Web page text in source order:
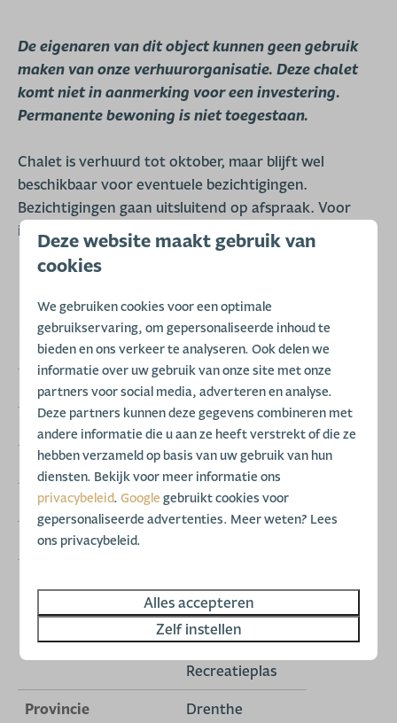
De eigenaren van dit object kunnen geen gebruik
maken van onze verhuurorganisatie. Deze chalet
komt niet in aanmerking voor een investering.
Permanente bewoning is niet toegestaan.
Chalet is verhuurd tot oktober, maar blijft wel
beschikbaar voor eventuele bezichtigingen.
Bezichtigingen gaan uitsluitend op afspraak. Voor
informatie 0592-501220.
Kenmerken
Status Te koop
Park
De Tien Heugten
Aantal slaapkamers
2 Slaapkamers
Aantal badkamers
1
Voor aantal personen
4 personen
Huisnummer op park
Restaurant
Sportvelden
Speeltuin(en)
Recreatieplas
Provincie
Drenthe
Deze website maakt gebruik van
cookies
We gebruiken cookies voor een optimale
gebruikservaring, om gepersonaliseerde inhoud te
bieden en ons verkeer te analyseren. Ook delen we
informatie over uw gebruik van onze site met onze
partners voor social media, adverteren en analyse.
Deze partners kunnen deze gegevens combineren met
andere informatie die u aan ze heeft verstrekt of die ze
hebben verzameld op basis van uw gebruik van hun
diensten. Bekijk voor meer informatie ons
privacybeleid.Googlegebruikt cookies voor
gepersonaliseerde advertenties. Meer weten? Lees
ons privacybeleid.
Alles accepteren
Zelf instellen